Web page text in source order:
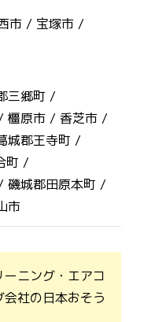
市 / 宝塚市 /
三郷町 /
/橿原市 /香芝市 /
城郡王寺町 /
町 /
/磯城郡田原本町 /
市
ニング・エアコ
社の日本おそう